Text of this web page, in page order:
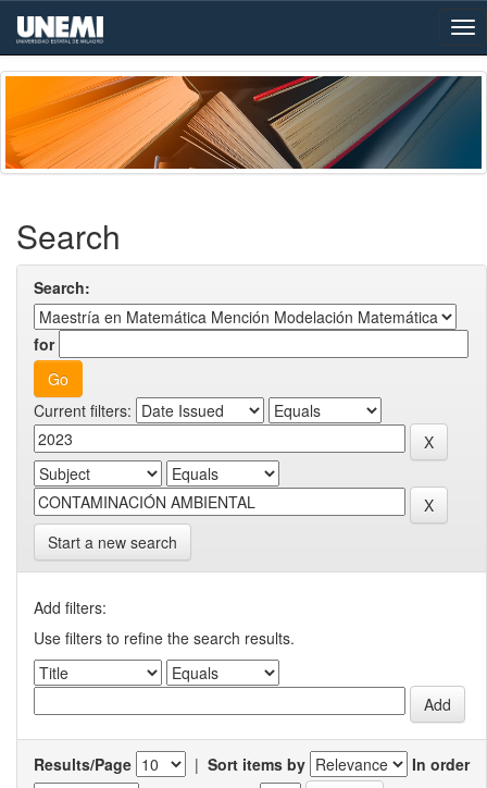
Skip
navigation
Search
Search:
for
Current filters:
Start a new search
Add filters:
Use filters to refine the search results.
Results/Page | Sort items by
In order